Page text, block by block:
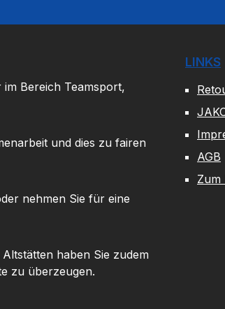
Bereich Teamsport,
und dies zu fairen
nehmen Sie für eine
haben Sie zudem
zu überzeugen.
LINKS
AGB
Zum